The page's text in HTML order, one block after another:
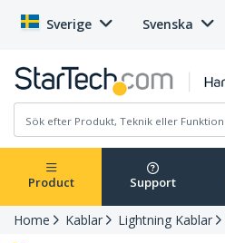
Sverige Svenska
Product Support
Home Kablar Lightning Kablar